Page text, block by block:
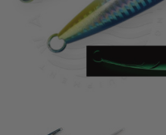
НАМАЛЕНИЯ
ПРОИЗВОДИТЕЛИ
ПРОДУКТИ ЗА СРАВНЕНИЕ